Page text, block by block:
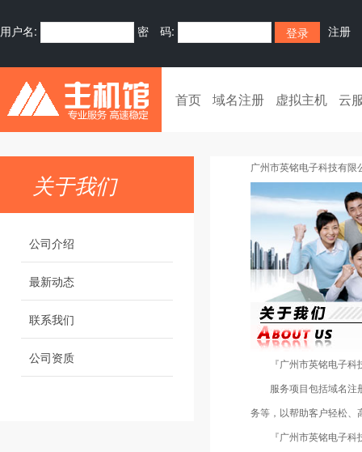
用户名: 密 码: 注册
首页 域名注册 虚拟主机 云
关于我们
公司介绍
最新动态
联系我们
公司资质
广州市英铭电子科技有限
『广州市英铭电子科
服务项目包括域名注册
务等，以帮助客户轻松、
『广州市英铭电子科